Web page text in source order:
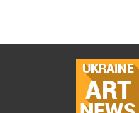
UKRAINE
ART